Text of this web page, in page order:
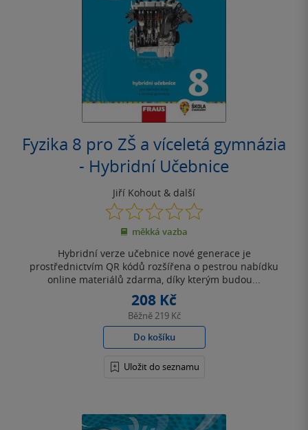
Fyzika 8 pro ZŠ a víceletá gymnázia
- Hybridní Učebnice
Jiří Kohout & další
0.0
z
5
měkká vazba
Hybridní verze učebnice nové generace je
prostřednictvím QR kódů rozšířena o pestrou nabídku
online materiálů zdarma, díky kterým budou...
208 Kč
Běžně219 Kč
Do košíku
Uložit do seznamu